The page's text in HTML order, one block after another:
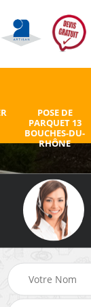
POSE DE
PARQUET 13
BOUCHES-DU-
RHÔNE